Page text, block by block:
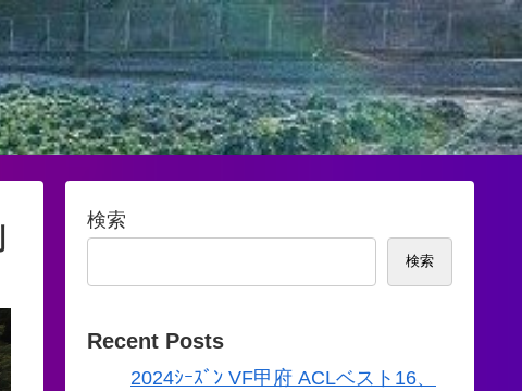
検索
検索
Recent Posts
2024ｼｰｽﾞﾝ VF甲府 ACLベスト16、